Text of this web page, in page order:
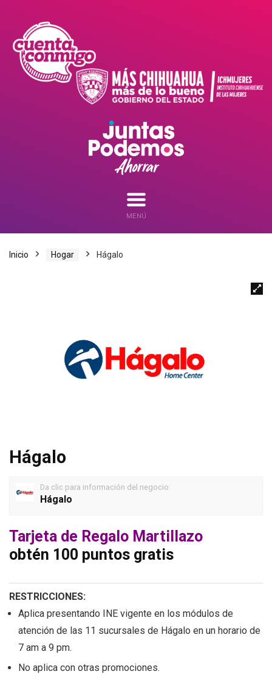
MENÚ
Inicio Hogar Hágalo
Hágalo
Da clic para información del negocio:
Hágalo
Tarjeta de Regalo Martillazo
obtén 100 puntos gratis
RESTRICCIONES:
Aplica presentando INE vigente en los módulos de
atención de las 11 sucursales de Hágalo en un horario de
7 am a 9 pm.
No aplica con otras promociones.